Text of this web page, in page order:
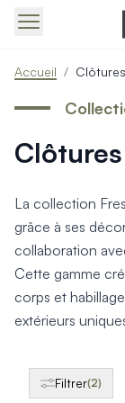
Produits >
Produits >
Produits >
Produits >
Produits >
Produits >
Produits >
Produits >
Produits >
Produits >
Produits >
Accueil / Clôtures
La collection
grâce à ses
collaboration
Cette gamme
corps et
extérieurs
Filtrer(2)